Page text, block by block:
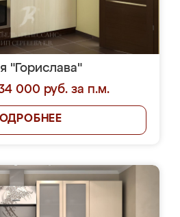
"Горислава"
000 руб. за п.м.